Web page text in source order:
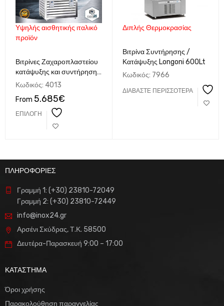
Υψηλής αισθητικής ιταλικό
προϊόν
Βιτρίνες Ζαχαροπλαστείου
κατάψυξης και συντήρησης
κάθετες Silfer QUARDO
Κωδικός: 4013
From 5.685€
ΕΠΙΛΟΓΉ
Διπλής Θερμοκρασίας
Βιτρίνα Συντήρησης /
Κατάψυξης Longoni 600Lt
Κωδικός: 7966
ΔΙΑΒΆΣΤΕ ΠΕΡΙΣΣΌΤΕΡΑ
ΠΛΗΡΟΦΟΡΙΕΣ
Γραμμή 1: (+30) 23810-72049
Γραμμή 2: (+30) 23810-72449
info@inox24.gr
Αρσένι Σκύδρας, Τ.Κ. 58500
Δευτέρα-Παρασκευή 9:00 – 17:00
ΚΑΤΑΣΤΗΜΑ
Όροι χρήσης
Παρακολούθηση παραγγελίας